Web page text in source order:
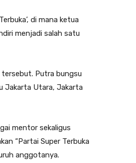
di mana ketua
menjadi salah satu
Putra bungsu
Jakarta Utara, Jakarta
mentor sekaligus
“Partai Super Terbuka
anggotanya.